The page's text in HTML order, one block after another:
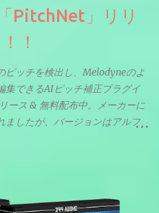
PitchNet」リリ
！
ピッチを検出し、Melodyneのよ
集できるAIピッチ補正プラグイ
ース & 無料配布中。メーカーに
ましたが、バージョンはアルフ
調べたところによるとオープン